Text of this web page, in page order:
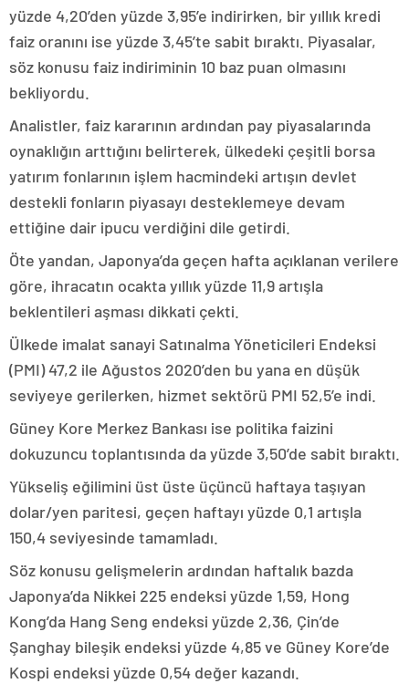
yüzde 4,20’den yüzde 3,95’e indirirken, bir yıllık kredi
faiz oranını ise yüzde 3,45’te sabit bıraktı. Piyasalar,
söz konusu faiz indiriminin 10 baz puan olmasını
bekliyordu.
Analistler, faiz kararının ardından pay piyasalarında
oynaklığın arttığını belirterek, ülkedeki çeşitli borsa
yatırım fonlarının işlem hacmindeki artışın devlet
destekli fonların piyasayı desteklemeye devam
ettiğine dair ipucu verdiğini dile getirdi.
Öte yandan, Japonya’da geçen hafta açıklanan verilere
göre, ihracatın ocakta yıllık yüzde 11,9 artışla
beklentileri aşması dikkati çekti.
Ülkede imalat sanayi Satınalma Yöneticileri Endeksi
(PMI) 47,2 ile Ağustos 2020’den bu yana en düşük
seviyeye gerilerken, hizmet sektörü PMI 52,5’e indi.
Güney Kore Merkez Bankası ise politika faizini
dokuzuncu toplantısında da yüzde 3,50’de sabit bıraktı.
Yükseliş eğilimini üst üste üçüncü haftaya taşıyan
dolar/yen paritesi, geçen haftayı yüzde 0,1 artışla
150,4 seviyesinde tamamladı.
Söz konusu gelişmelerin ardından haftalık bazda
Japonya’da Nikkei 225 endeksi yüzde 1,59, Hong
Kong’da Hang Seng endeksi yüzde 2,36, Çin’de
Şanghay bileşik endeksi yüzde 4,85 ve Güney Kore’de
Kospi endeksi yüzde 0,54 değer kazandı.